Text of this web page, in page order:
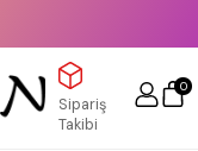
Sipariş
Takibi
0